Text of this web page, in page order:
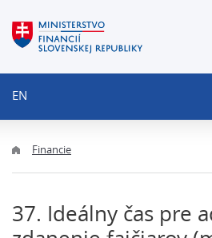
EN
Financie
37. Ideálny čas pre